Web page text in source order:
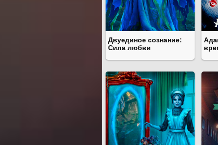
Двуединое сознание:
Сила любви